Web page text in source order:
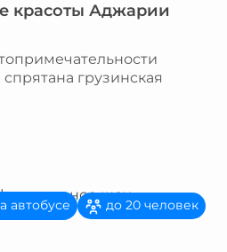
красоты Аджарии
спрятана грузинская
автобусе до 20 человек